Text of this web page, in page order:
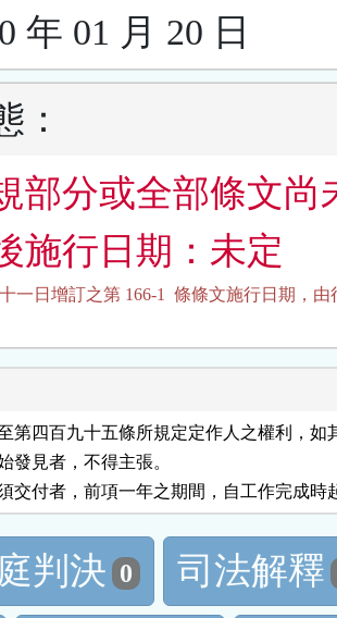
年 01 月 20 日
：
部分或全部條文尚
施行日期：未定
一日增訂之第 166-1  條條文施行日期，由
第四百九十五條所規定定作人之權利，如
發見者，不得主張。
交付者，前項一年之期間，自工作完成時
判決 0
司法解釋